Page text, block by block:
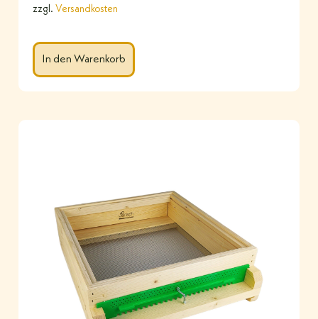
zzgl. Versandkosten
In den Warenkorb